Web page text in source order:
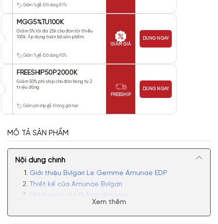
Giảm % Đã dùng 81%
MGG5%TU100K
Giảm 5% tối đa 25k cho đơn tối thiểu
100k. Áp dụng toàn bộ sản phẩm.
Giảm % Đã dùng 92%
GIẢM GIÁ
DÙNG NGAY
FREESHIP50P2000K
Giảm 50% phí ship cho đơn hàng từ 2
triệu đồng
Giảm phí ship Không giới hạn
FREESHIP
DÙNG NGAY
MÔ TẢ SẢN PHẨM
Nội dung chính
Giới thiệu Bvlgari Le Gemme Amunae EDP
Thiết kế của Amunae Bvlgari
Mùi hương của Bvlgari Amunae
Amunae không?
Xem thêm